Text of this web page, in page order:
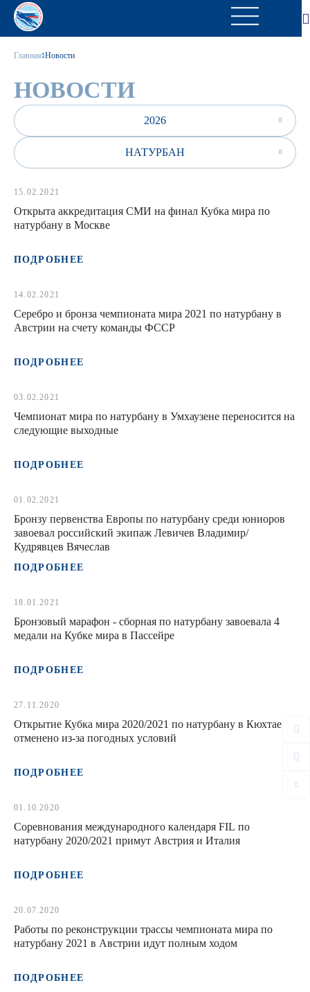
Главная Новости
НОВОСТИ
2026
НАТУРБАН
15.02.2021
Открыта аккредитация СМИ на финал Кубка мира по
натурбану в Москве
ПОДРОБНЕЕ
14.02.2021
Серебро и бронза чемпионата мира 2021 по натурбану в
Австрии на счету команды ФССР
ПОДРОБНЕЕ
03.02.2021
Чемпионат мира по натурбану в Умхаузене переносится на
следующие выходные
ПОДРОБНЕЕ
01.02.2021
Бронзу первенства Европы по натурбану среди юниоров
завоевал российский экипаж Левичев Владимир/
Кудрявцев Вячеслав
ПОДРОБНЕЕ
18.01.2021
Бронзовый марафон - сборная по натурбану завоевала 4
медали на Кубке мира в Пассейре
ПОДРОБНЕЕ
27.11.2020
Открытие Кубка мира 2020/2021 по натурбану в Кюхтае
отменено из-за погодных условий
ПОДРОБНЕЕ
01.10.2020
Соревнования международного календаря FIL по
натурбану 2020/2021 примут Австрия и Италия
ПОДРОБНЕЕ
20.07.2020
Работы по реконструкции трассы чемпионата мира по
натурбану 2021 в Австрии идут полным ходом
ПОДРОБНЕЕ